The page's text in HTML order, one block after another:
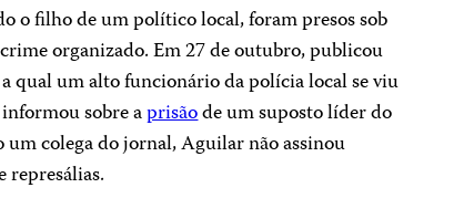
o filho de um político local, foram presos sob
organizado. Em 27 de outubro, publicou
a qual um alto funcionário da polícia local se viu
sobre aprisãode um suposto líder do
colega do jornal, Aguilar não assinou
represálias.